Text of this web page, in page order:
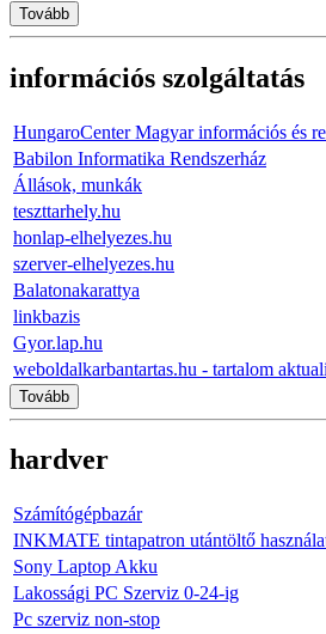
Tovább
információs szolgáltatás
HungaroCenter Magyar információs és
Babilon Informatika Rendszerház
Állások, munkák
teszttarhely.hu
honlap-elhelyezes.hu
szerver-elhelyezes.hu
Balatonakarattya
linkbazis
Gyor.lap.hu
weboldalkarbantartas.hu - tartalom
Tovább
hardver
Számítógépbazár
INKMATE tintapatron utántöltő
Sony Laptop Akku
Lakossági PC Szerviz 0-24-ig
Pc szerviz non-stop